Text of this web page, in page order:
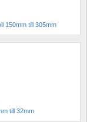
150mm till 305mm
till 32mm